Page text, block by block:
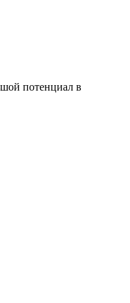
потенциал в